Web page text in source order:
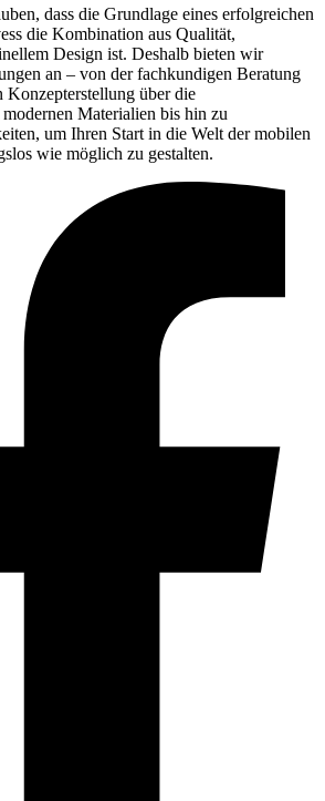
dass die Grundlage eines erfolgreichen
die Kombination aus Qualität,
Design ist. Deshalb bieten wir
an – von der fachkundigen Beratung
Konzepterstellung über die
Materialien bis hin zu
um Ihren Start in die Welt der mobilen
wie möglich zu gestalten.